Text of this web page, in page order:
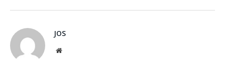
JOS
Website